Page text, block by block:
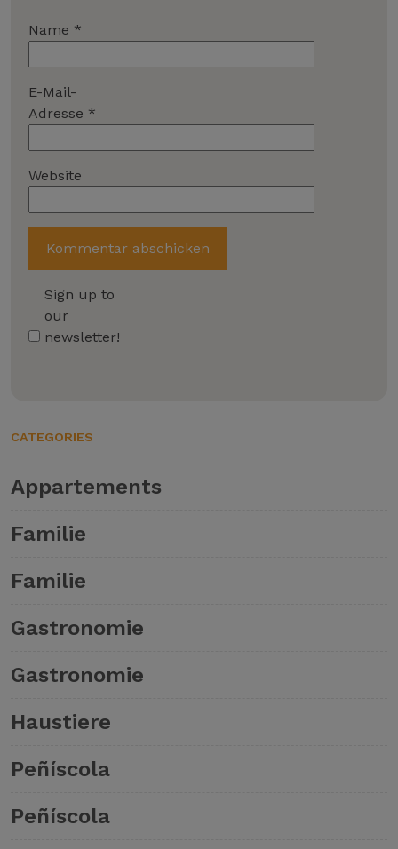
Name *
E-Mail-
Adresse *
Website
Sign up to
our
newsletter!
CATEGORIES
Appartements
Familie
Familie
Gastronomie
Gastronomie
Haustiere
Peñíscola
Peñíscola